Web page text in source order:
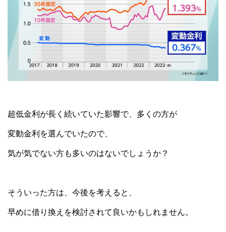
超低金利が長く続いていた影響で、多くの方が
変動金利を選んでいたので、
気が気でない方も多いのはないでしょうか？
そういった方は、今後を考えると、
早めに借り換えを検討されて良いかもしれません。